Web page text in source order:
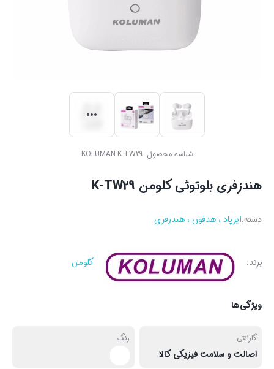
شناسه محصول:KOLUMAN-K-TW29
هندزفری بلوتوثی کلومن K-TW29
دسته:ایرپاد ، هدفون ، هندزفری
برند: کلومن
ویژگی‌ها
گارانتی
اصالت و سلامت فیزیکی کالا
رنگ